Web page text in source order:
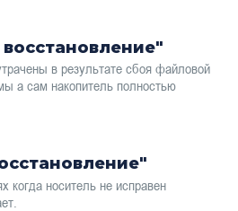
в результате сбоя файловой
а сам накопитель полностью
когда носитель не исправен